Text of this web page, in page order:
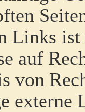
Links
auf
von
externe